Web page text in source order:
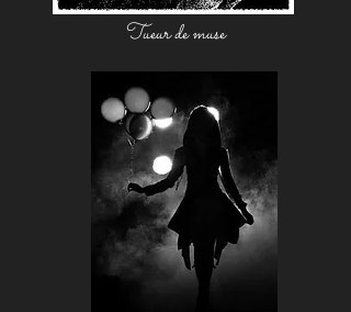
Tueur de muse